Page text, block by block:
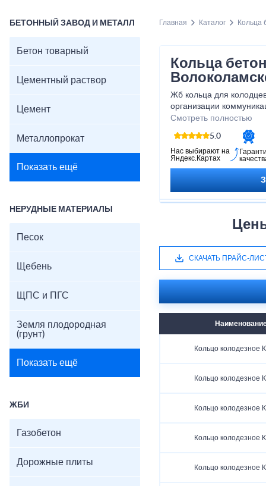
БЕТОННЫЙ ЗАВОД И МЕТАЛЛ
Бетон товарный
Цементный раствор
Цемент
Металлопрокат
Показать ещё
НЕРУДНЫЕ МАТЕРИАЛЫ
Песок
Щебень
ЩПС и ПГС
Земля плодородная
(грунт)
Показать ещё
ЖБИ
Газобетон
Дорожные плиты
Главная Каталог Кольца
Кольца
Жб кольца для
организации
водоотводных,
комплексов, бетонных
Смотреть полностью
5.0
Нас выбирают на
Яндекс.Картах
СКАЧАТЬ ПРАЙС-
Кольцо колодезное
Кольцо колодезное
Кольцо колодезное
Кольцо колодезное
Кольцо колодезное